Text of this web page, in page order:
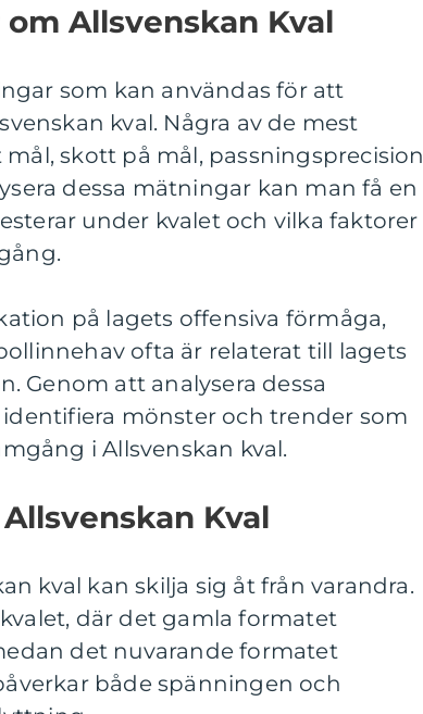
Allsvenskan Kval
som kan användas för att
kval. Några av de mest
skott på mål, passningsprecision
dessa mätningar kan man få en
under kvalet och vilka faktorer
på lagets offensiva förmåga,
ofta är relaterat till lagets
Genom att analysera dessa
mönster och trender som
i Allsvenskan kval.
Kval
kval kan skilja sig åt från varandra.
där det gamla formatet
det nuvarande formatet
både spänningen och